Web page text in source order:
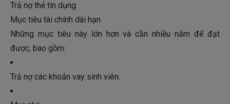
Trả nợ thẻ tín dụng.
Mục tiêu tài chính dài hạn
Những mục tiêu này lớn hơn và cần nhiều năm để đạt
được, bao gồm:
Trả nợ các khoản vay sinh viên.